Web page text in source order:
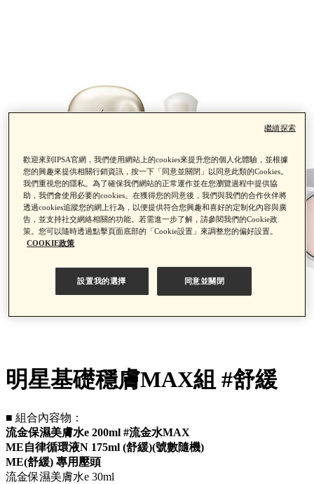
明星基礎穩膚MAX組 #舒緩
■ 組合內容物：
流金保濕美膚水e 200ml #流金水MAX
ME自律循環液N 175ml (舒緩)(號數隨機)
ME(舒緩) 專用壓頭
流金保濕美膚水e 30ml
歡迎來到IPSA官網，我們使用網站上的cookies來提升您的個人化體驗，並根據
您的興趣來提供相關行銷資訊，按一下「同意並關閉」以同意此類的Cookies。
我們重視您的隱私。為了確保我們網站的正常運作並在您瀏覽過程中提供協
助，我們會使用必要的cookies。在獲得您的同意後，我們與我們的合作伙伴將
透過cookies追蹤您的網上行為，以便提供符合您興趣和喜好的定制化內容與廣
告，並支持社交網絡相關的功能。若需進一步了解，請參閱我們的Cookie政
策。您可以隨時透過點擊頁面底部的「Cookie設置」來調整您的偏好設置。
COOKIE政策
設置我的選擇 同意並關閉
繼續探索